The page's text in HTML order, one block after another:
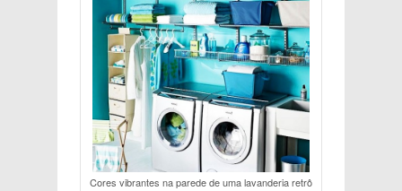
Cores vibrantes na parede de uma lavanderia retrô